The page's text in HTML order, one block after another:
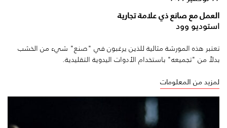
العمل مع صانع ذي علامة تجارية
استوديو وود
تعتبر هذه المورشة مثالية للذين يرغبون في "صنع" شيء من الخشب
بدلاً من "تجميعه" باستخدام الأدوات اليدوية التقليدية.
لمزيد من المعلومات